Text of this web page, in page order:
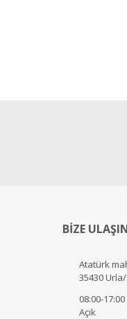
BİZE
Atatürk
35430
08:00-
Açık